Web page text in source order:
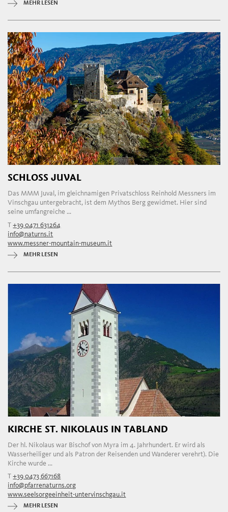
MEHR LESEN
SCHLOSS JUVAL
Das MMM Juval, im gleichnamigen Privatschloss Reinhold Messners im
Vinschgau untergebracht, ist dem Mythos Berg gewidmet. Hier sind
seine umfangreiche ...
T+39 0471 631264
info@naturns.it
www.messner-mountain-museum.it
MEHR LESEN
KIRCHE ST. NIKOLAUS IN TABLAND
Der hl. Nikolaus war Bischof von Myra im 4. Jahrhundert. Er wird als
Wasserheiliger und als Patron der Reisenden und Wanderer verehrt). Die
Kirche wurde ...
T+39 0473 667168
info@pfarrenaturns.org
www.seelsorgeeinheit-untervinschgau.it
MEHR LESEN